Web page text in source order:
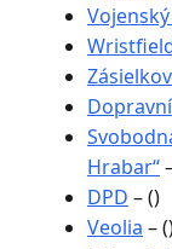
Hrabar“
DPD – ()
Veolia –